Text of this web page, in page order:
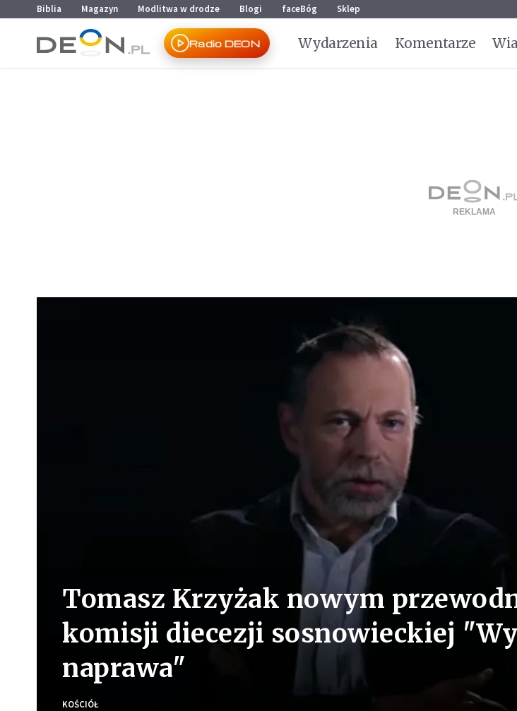
Przejdź do menu głównego
Przejdź do treści
Biblia Magazyn Modlitwa w drodze Blogi faceBóg Sklep
Radio DEON Wydarzenia Komentarze
Tomasz Krzyżak nowym
komisji diecezji sosnowieckiej
naprawa"
KOŚCIÓŁ